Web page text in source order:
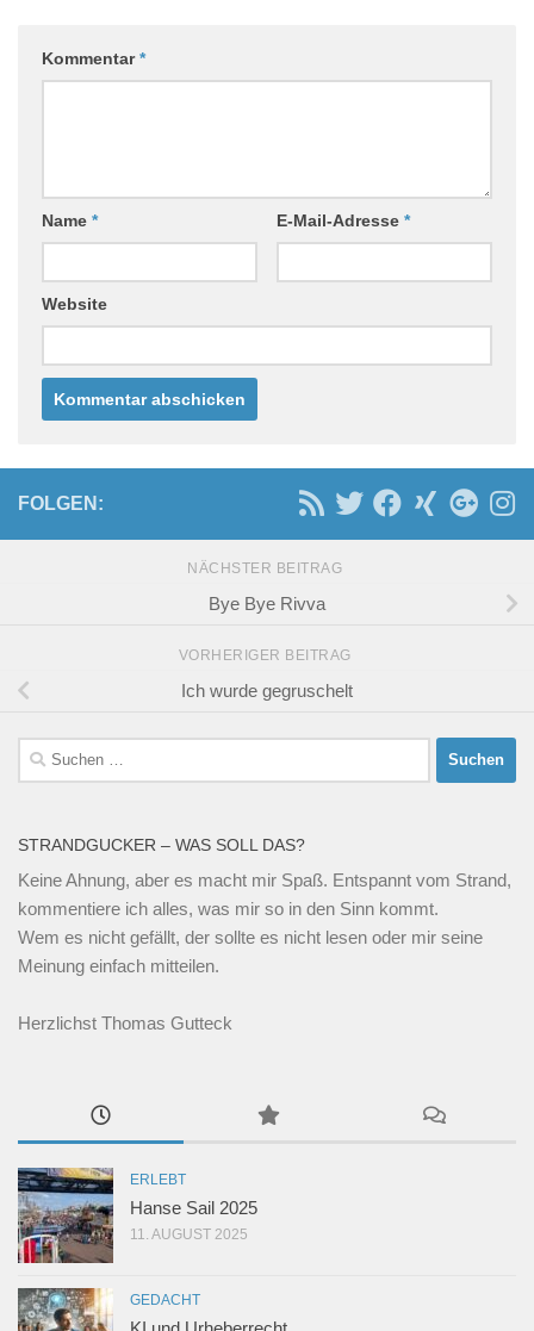
Kommentar*
Name * E-Mail-Adresse *
Website
FOLGEN:
NÄCHSTER BEITRAG
Bye Bye Rivva
VORHERIGER BEITRAG
Ich wurde gegruschelt
Suchen
nach:
STRANDGUCKER – WAS SOLL DAS?
Keine Ahnung, aber es macht mir Spaß. Entspannt vom Strand,
kommentiere ich alles, was mir so in den Sinn kommt.
Wem es nicht gefällt, der sollte es nicht lesen oder mir seine
Meinung einfach mitteilen.
Herzlichst Thomas Gutteck
ERLEBT
Hanse Sail 2025
11. AUGUST 2025
GEDACHT